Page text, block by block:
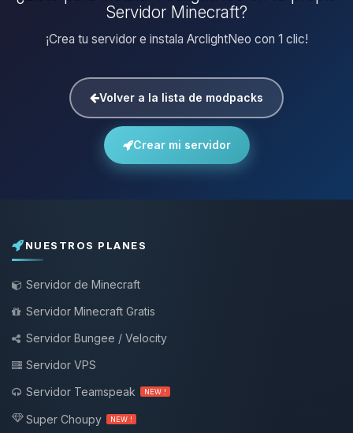
Servidor Minecraft?
¡Crea tu servidor e instala ArclightNeo con 1 clic!
Volver a la lista de modpacks
Crear mi servidor
NUESTROS PLANES
Servidor de Minecraft
Servidor Minecraft Gratis
Servidor Bungee / Velocity
Servidor VPS
Servidor Teamspeak
NEW !
Super Choupy NEW !